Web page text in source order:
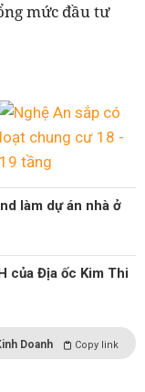
mức đầu tư
làm dự án nhà ở
của Địa ốc Kim Thi
Doanh Copy link